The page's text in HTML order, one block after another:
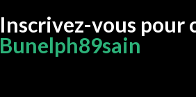
Inscrivez-vous pour
Bunelph89sain